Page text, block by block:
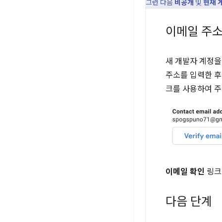
그런 다음 비공개 및 현재
이메일 주
새 개발자 계정
주소를 입력한
크를 사용하여
이메일 확인 링
다음 단계